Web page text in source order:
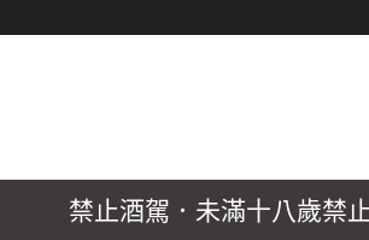
禁止酒駕．未滿十八歲禁